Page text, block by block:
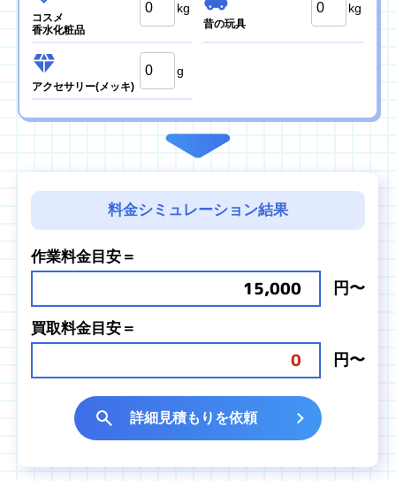
コスメ
香水化粧品
kg
昔の玩具
kg
アクセサリー(メッキ)
g
料金シミュレーション結果
作業料金目安＝
15,000 円〜
買取料金目安＝
0 円〜
詳細見積もりを依頼